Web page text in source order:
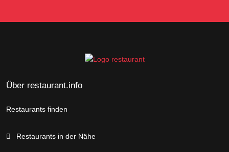
Über restaurant.info
Restaurants finden
Restaurants in der Nähe